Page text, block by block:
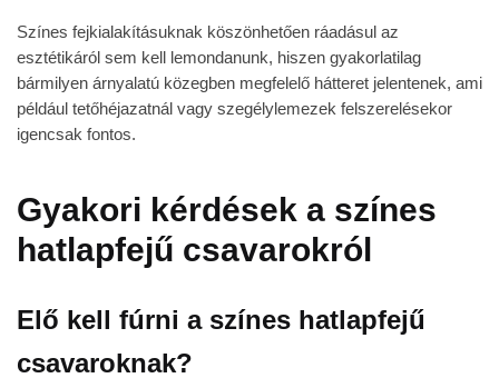
Színes fejkialakításuknak köszönhetően ráadásul az
esztétikáról sem kell lemondanunk, hiszen gyakorlatilag
bármilyen árnyalatú közegben megfelelő hátteret jelentenek, ami
például tetőhéjazatnál vagy szegélylemezek felszerelésekor
igencsak fontos.
Gyakori kérdések a színes
hatlapfejű csavarokról
Elő kell fúrni a színes hatlapfejű
csavaroknak?